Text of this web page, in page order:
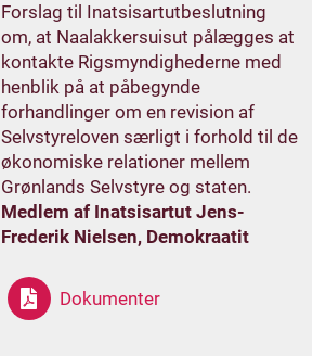
Forslag til Inatsisartutbeslutning
om, at Naalakkersuisut pålægges at
kontakte Rigsmyndighederne med
henblik på at påbegynde
forhandlinger om en revision af
Selvstyreloven særligt i forhold til de
økonomiske relationer mellem
Grønlands Selvstyre og staten.
Medlem af Inatsisartut Jens-
Frederik Nielsen, Demokraatit
Dokumenter